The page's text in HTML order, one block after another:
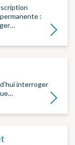
:
Lire la
interroger
Lire la